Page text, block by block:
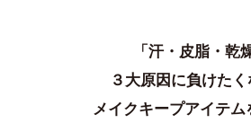
「汗・皮脂・乾
３大原因に負けたく
メイクキープアイテム